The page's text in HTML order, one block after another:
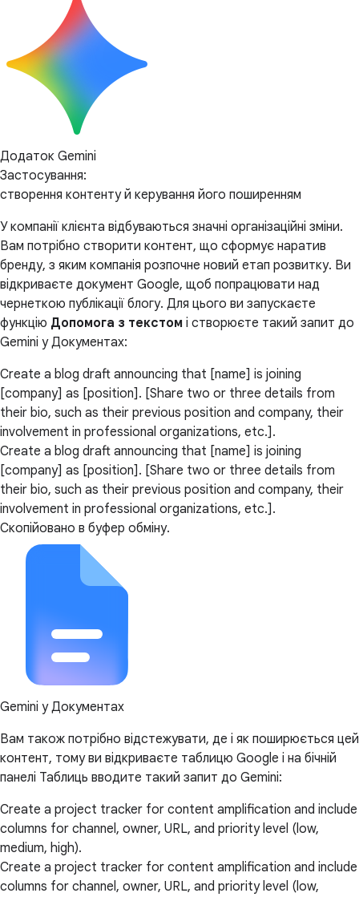
Додаток Gemini
Застосування:
створення контенту й керування його поширенням
У компанії клієнта відбуваються значні організаційні зміни.
Вам потрібно створити контент, що сформує наратив
бренду, з яким компанія розпочне новий етап розвитку. Ви
відкриваєте документ Google, щоб попрацювати над
чернеткою публікації блогу. Для цього ви запускаєте
функцію Допомога з текстом і створюєте такий запит до
Gemini у Документах:
Create a blog draft announcing that [name] is joining
[company] as [position]. [Share two or three details from
their bio, such as their previous position and company, their
involvement in professional organizations, etc.].
Create a blog draft announcing that [name] is joining
[company] as [position]. [Share two or three details from
their bio, such as their previous position and company, their
involvement in professional organizations, etc.].
Скопійовано в буфер обміну.
Gemini у Документах
Вам також потрібно відстежувати, де і як поширюється цей
контент, тому ви відкриваєте таблицю Google і на бічній
панелі Таблиць вводите такий запит до Gemini:
Create a project tracker for content amplification and include
columns for channel, owner, URL, and priority level (low,
medium, high).
Create a project tracker for content amplification and include
columns for channel, owner, URL, and priority level (low,